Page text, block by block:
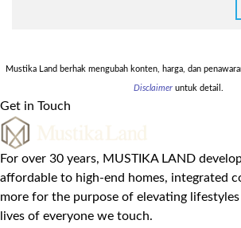
Mustika Land berhak mengubah konten, harga, dan
Disclaimeruntuk detail.
Get in Touch
For over 30 years, MUSTIKA LAND
affordable to high-end homes, integrated
more for the purpose of elevating
lives of everyone we touch.